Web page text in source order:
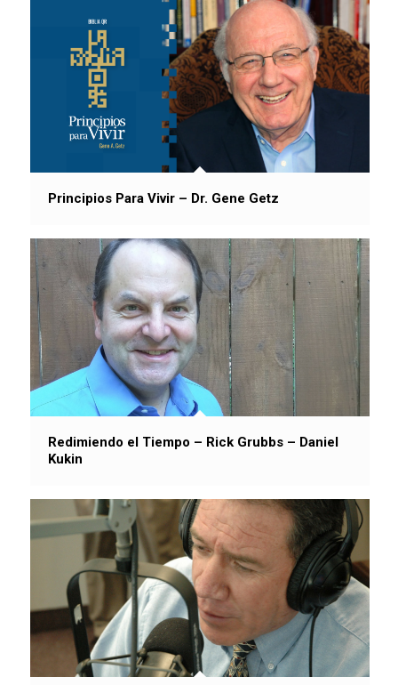
Principios Para Vivir – Dr. Gene Getz
Redimiendo el Tiempo – Rick Grubbs – Daniel
Kukin